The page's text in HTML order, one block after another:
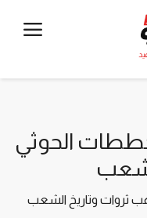
الحوثي
ثروات وتاريخ الشعب